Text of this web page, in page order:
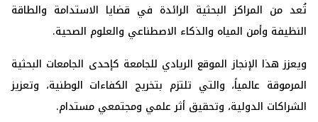
تُعد من المراكز البحثية الرائدة في قضايا الاستدامة والطاقة
النظيفة وأمن المياه والذكاء الاصطناعي والعلوم الصحية.
ويعزز هذا الإنجاز الموقع الريادي للجامعة كإحدى الجامعات البحثية
المرموقة عالمياً، والتي تلتزم بتخريج الكفاءات الوطنية، وتعزيز
الشراكات الدولية، وتحقيق أثر علمي ومجتمعي مستدام.